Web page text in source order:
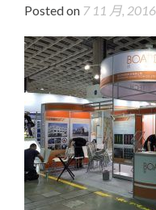
Posted on 7 11 月, 2016